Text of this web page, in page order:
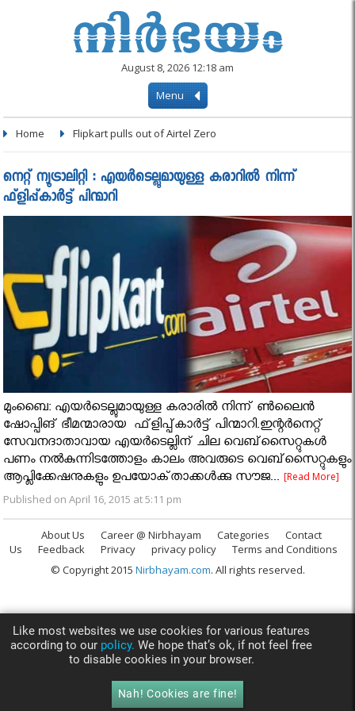
August 8, 2026 12:18 am
Menu
Home Flipkart pulls out of Airtel Zero
നെറ്റ്‌ ന്യൂട്രാലിറ്റി : എയര്‍ടെല്ലുമായുള്ള കരാറില്‍ നിന്ന്
ഫ്‌ളിപ്പ്കാര്‍ട്ട് പിന്മാറി
മുംബൈ: എയര്‍ടെല്ലുമായുള്ള കരാരില്‍ നിന്ന് ൺലൈൻ
ഷോപ്പിങ് ഭീമന്മാരായ ഫ്‌ളിപ്പ്കാര്‍ട്ട് പിന്മാറി.ഇന്റര്‍നെറ്റ്‌
സേവനദാതാവായ എയര്‍ടെല്ലിന്‌ ചില വെബ്‌സൈറ്റുകള്‍
പണം നല്‍കുന്നിടത്തോളം കാലം അവരുടെ വെബ്‌സൈറ്റുകളും
ആപ്ലിക്കേഷനുകളും ഉപയോക്‌താക്കള്‍ക്കു സൗജ...[Read More]
Published on April 16, 2015 at 5:11 pm
About Us Career @ Nirbhayam Categories
Contact
Us
Feedback Privacy privacy policy
Terms and Conditions
© Copyright 2015 Nirbhayam.com. All rights reserved.
Like most websites we use cookies for various features
according to our policy. We hope that’s ok, if not feel free
to disable cookies in your browser.
Nah! Cookies are fine!